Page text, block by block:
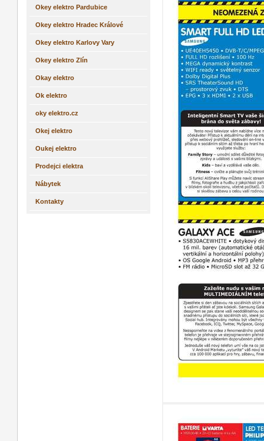
Okey elektro Pardubice
Okey elektro Hradec Králové
Okey elektro Karlovy Vary
Okey elektro Zlín
Okay elektro
Ok elektro
oky elektro.cz
Okej elektro
Oukej elektro
Prodejci elektra
Nábytek
Kontakty